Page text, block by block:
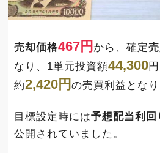
売却価格467円 から、確定
なり、1単元投資額44,300
約2,420円の売買利益となり
目標設定時には予想配当利回
公開されていました。